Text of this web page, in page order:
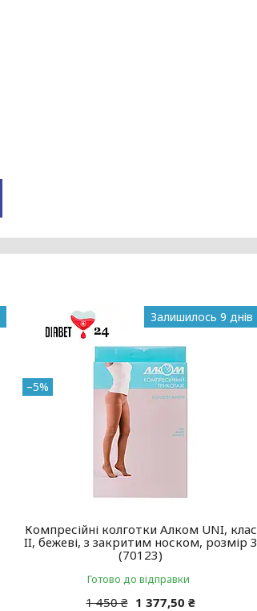
–5%
Залишилось 9 днів
Компресійні колготки Алком UNI, клас
II, бежеві, з закритим носком, розмір 3
(70123)
Готово до відправки
1 450 ₴ 1 377,50 ₴